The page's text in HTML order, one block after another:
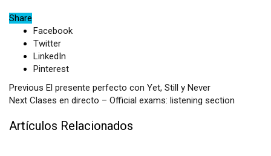
Share
Facebook
Twitter
LinkedIn
Pinterest
Previous El presente perfecto con Yet, Still y Never
Next Clases en directo – Official exams: listening section
Artículos Relacionados